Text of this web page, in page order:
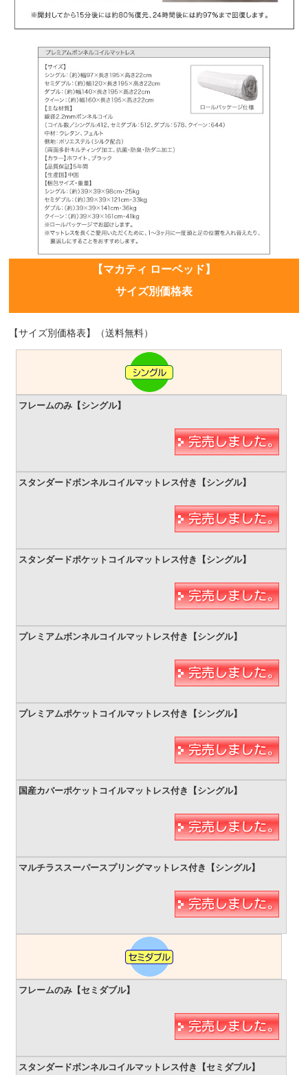
【マカティ ローベッド】
サイズ別価格表
【サイズ別価格表】（送料無料）